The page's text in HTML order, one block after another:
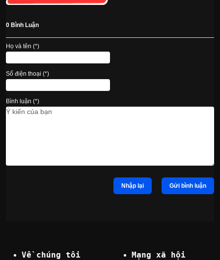
0 Bình Luận
Họ và tên (*)
Số điện thoại (*)
Bình luận (*)
Nhập lại Gửi bình luận
Về chúng tôi Mạng xã hội